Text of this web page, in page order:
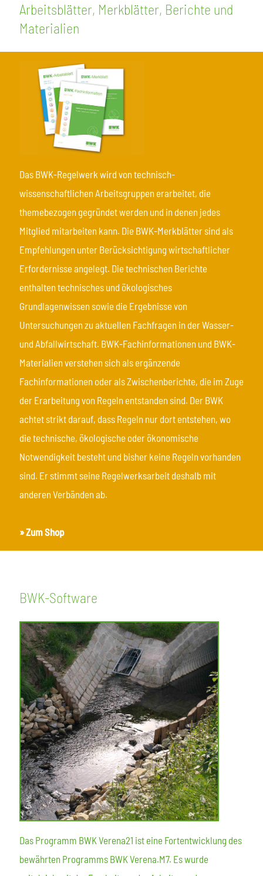
Arbeitsblätter, Merkblätter, Berichte und
Materialien
Das BWK-Regelwerk wird von technisch-
wissenschaftlichen Arbeitsgruppen erarbeitet, die
themebezogen gegründet werden und in denen jedes
Mitglied mitarbeiten kann. Die BWK-Merkblätter sind als
Empfehlungen unter Berücksichtigung wirtschaftlicher
Erfordernisse angelegt. Die technischen Berichte
enthalten technisches und ökologisches
Grundlagenwissen sowie die Ergebnisse von
Untersuchungen zu aktuellen Fachfragen in der Wasser-
und Abfallwirtschaft. BWK-Fachinformationen und BWK-
Materialien verstehen sich als ergänzende
Fachinformationen oder als Zwischenberichte, die im Zuge
der Erarbeitung von Regeln entstanden sind. Der BWK
achtet strikt darauf, dass Regeln nur dort entstehen, wo
die technische, ökologische oder ökonomische
Notwendigkeit besteht und bisher keine Regeln vorhanden
sind. Er stimmt seine Regelwerksarbeit deshalb mit
anderen Verbänden ab.
» Zum Shop
BWK-Software
Das Programm BWK Verena21 ist eine Fortentwicklung des
bewährten Programms BWK Verena.M7. Es wurde